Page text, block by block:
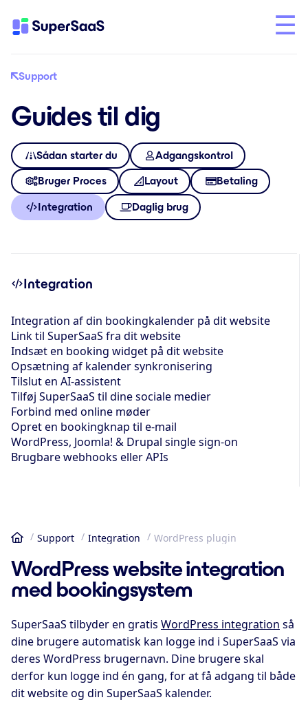
Support
Guides til dig
Sådan starter du Adgangskontrol
Bruger Proces Layout Betaling
Integration Daglig brug
Integration
Integration af din bookingkalender på dit website
Link til SuperSaaS fra dit website
Indsæt en booking widget på dit website
Opsætning af kalender synkronisering
Tilslut en AI-assistent
Tilføj SuperSaaS til dine sociale medier
Forbind med online møder
Opret en bookingknap til e-mail
WordPress, Joomla! & Drupal single sign-on
Brugbare webhooks eller APIs
Hjem
Support Integration WordPress plugin
WordPress website integration
med bookingsystem
SuperSaaS tilbyder en gratis WordPress integration så
dine brugere automatisk kan logge ind i SuperSaaS via
deres WordPress brugernavn. Dine brugere skal
derfor kun logge ind én gang, for at få adgang til både
dit website og din SuperSaaS kalender.